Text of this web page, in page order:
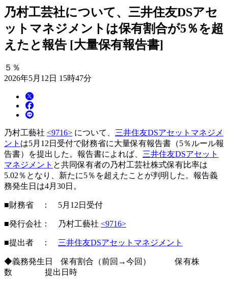
乃村工芸社について、三井住友DSアセ
ットマネジメントは保有割合が5％を超
えたと報告 [大量保有報告書]
５％
2026年5月12日 15時47分
乃村工藝社 <9716> について、 三井住友DSアセットマネジメ
ント は5月12日受付で財務省に大量保有報告書（5％ルール報
告書）を提出した。報告書によれば、 三井住友DSアセット
マネジメント と共同保有者の乃村工芸社株式保有比率は
5.02％となり、新たに5％を超えたことが判明した。報告義
務発生日は4月30日。
■財務省 ： 5月12日受付
■発行会社： 乃村工藝社 <9716>
■提出者 ： 三井住友DSアセットマネジメント
◆義務発生日 保有割合（前回→今回） 保有株
数 提出日時